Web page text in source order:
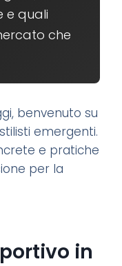
e quali
che
benvenuto su
emergenti.
e pratiche
per la
in